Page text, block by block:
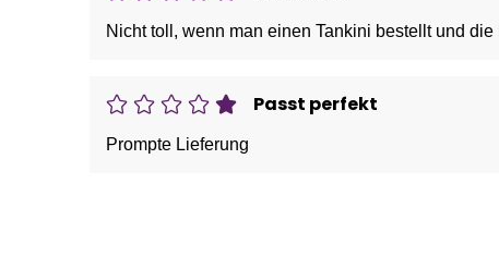
Nicht toll, wenn man einen Tankini bestellt und
Passt perfekt
Prompte Lieferung